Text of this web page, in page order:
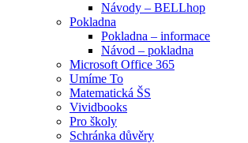
Návody – BELLhop
Pokladna
Pokladna – informace
Návod – pokladna
Microsoft Office 365
Umíme To
Matematická ŠS
Vividbooks
Pro školy
Schránka důvěry